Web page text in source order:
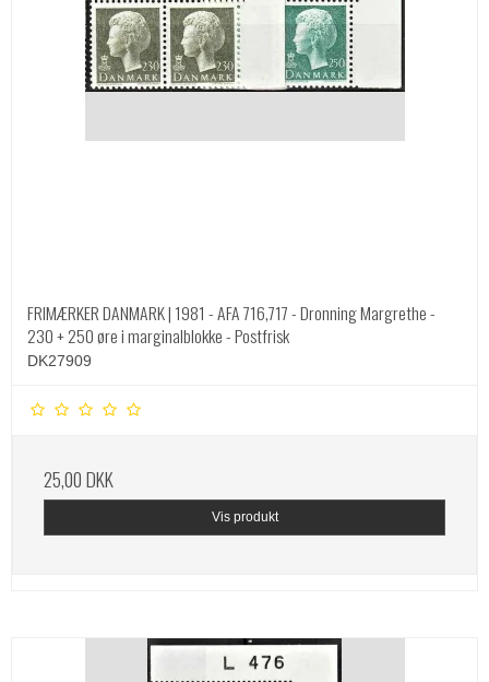
FRIMÆRKER DANMARK | 1981 - AFA 716,717 - Dronning Margrethe -
230 + 250 øre i marginalblokke - Postfrisk
DK27909
25,00 DKK
Vis produkt